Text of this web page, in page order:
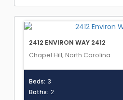
2412 ENVIRON WAY 2412
Chapel Hill, North Carolina
Beds: 3
Baths: 2